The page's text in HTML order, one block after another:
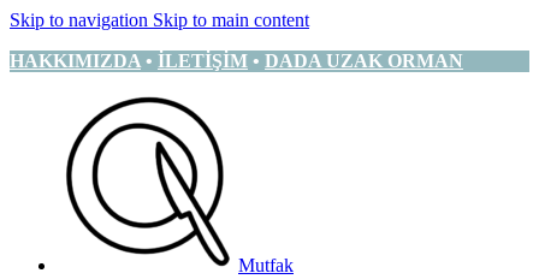
Skip to navigation Skip to main content
HAKKIMIZDA • İLETİŞİM • DADA UZAK ORMAN
Mutfak